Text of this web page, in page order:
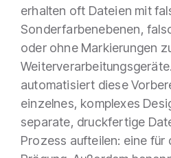
erhalten oft Dateien mit
Sonderfarbenebenen,
oder ohne Markierungen
automatisiert diese
einzelnes, komplexes
separate, druckfertige
Prozess aufteilen: eine für